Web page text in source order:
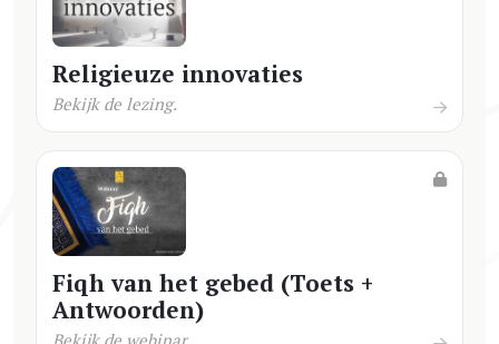
Religieuze innovaties
Bekijk de lezing.
Fiqh van het gebed (Toets +
Antwoorden)
Bekijk de webinar.